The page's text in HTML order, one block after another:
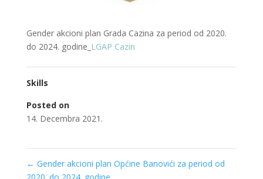
Gender akcioni plan Grada Cazina za period od 2020.
do 2024. godine_ LGAP Cazin
Skills
Posted on
14. Decembra 2021.
← Gender akcioni plan Općine Banovići za period od